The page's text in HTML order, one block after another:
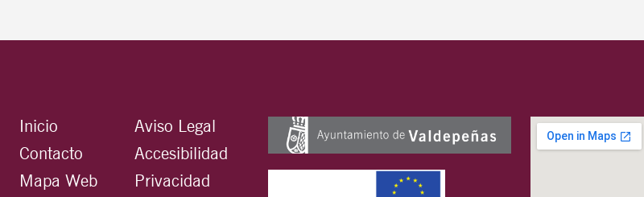
Inicio
Contacto
Mapa Web
Aviso Legal
Accesibilidad
Privacidad